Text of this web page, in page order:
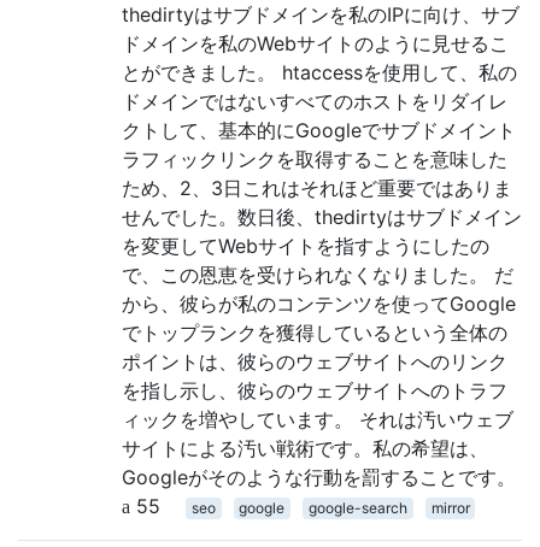
thedirtyはサブドメインを私のIPに向け、サブ
ドメインを私のWebサイトのように見せるこ
とができました。 htaccessを使用して、私の
ドメインではないすべてのホストをリダイレ
クトして、基本的にGoogleでサブドメイント
ラフィックリンクを取得することを意味した
ため、2、3日これはそれほど重要ではありま
せんでした。数日後、thedirtyはサブドメイン
を変更してWebサイトを指すようにしたの
で、この恩恵を受けられなくなりました。 だ
から、彼らが私のコンテンツを使ってGoogle
でトップランクを獲得しているという全体の
ポイントは、彼らのウェブサイトへのリンク
を指し示し、彼らのウェブサイトへのトラフ
ィックを増やしています。 それは汚いウェブ
サイトによる汚い戦術です。私の希望は、
Googleがそのような行動を罰することです。
55
seo google google-search mirror